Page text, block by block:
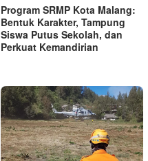
Program SRMP Kota Malang:
Bentuk Karakter, Tampung
Siswa Putus Sekolah, dan
Perkuat Kemandirian